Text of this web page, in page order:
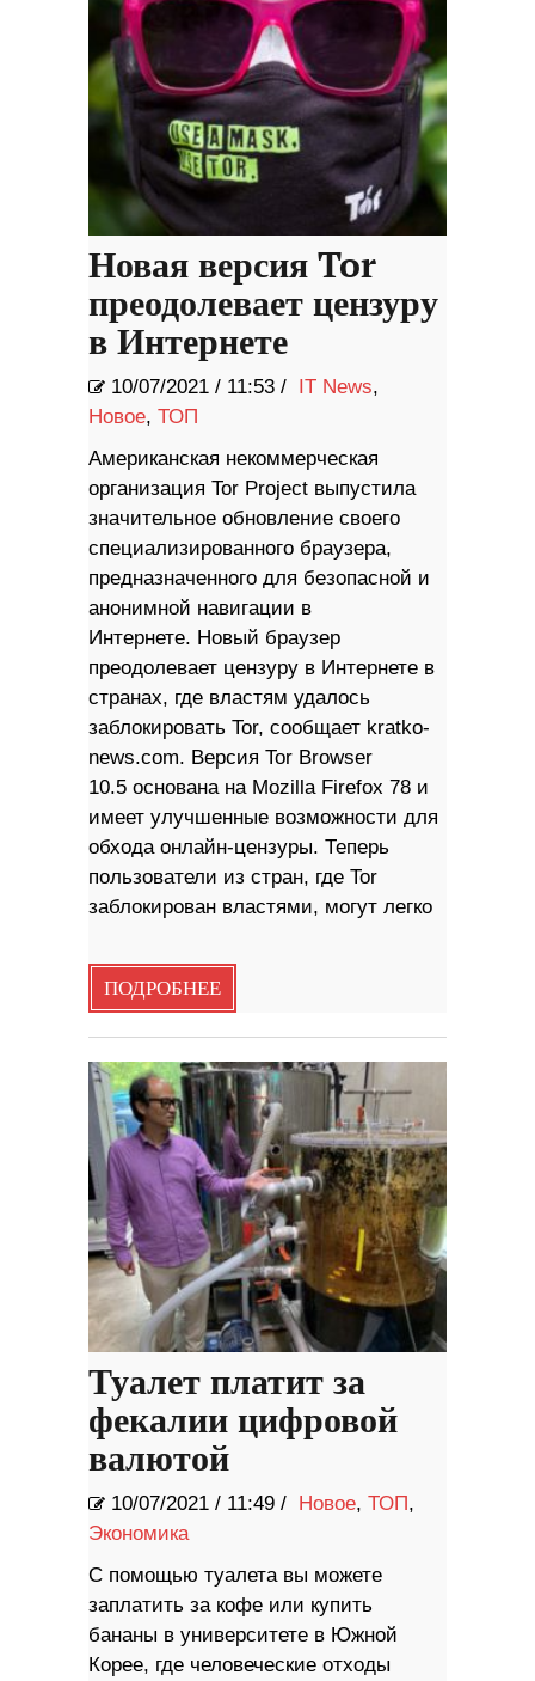
Новая версия Tor
преодолевает цензуру
в Интернете
10/07/2021 / 11:53 / IT News,
Новое, ТОП
Американская некоммерческая
организация Tor Project выпустила
значительное обновление своего
специализированного браузера,
предназначенного для безопасной и
анонимной навигации в
Интернете. Новый браузер
преодолевает цензуру в Интернете в
странах, где властям удалось
заблокировать Tor, сообщает kratko-
news.com. Версия Tor Browser
10.5 основана на Mozilla Firefox 78 и
имеет улучшенные возможности для
обхода онлайн-цензуры. Теперь
пользователи из стран, где Tor
заблокирован властями, могут легко
ПОДРОБНЕЕ
Туалет платит за
фекалии цифровой
валютой
10/07/2021 / 11:49 / Новое, ТОП,
Экономика
С помощью туалета вы можете
заплатить за кофе или купить
бананы в университете в Южной
Корее, где человеческие отходы